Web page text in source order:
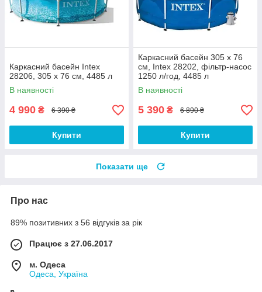
Каркасний басейн Intex
28206, 305 x 76 см, 4485 л
В наявності
4 990 ₴ 6 390 ₴
Купити
Каркасний басейн 305 x 76
см, Intex 28202, фільтр-насос
1250 л/год, 4485 л
В наявності
5 390 ₴ 6 890 ₴
Купити
Показати ще
Про нас
89% позитивних з 56 відгуків за рік
Працює з 27.06.2017
м. Одеса
Одеса, Україна